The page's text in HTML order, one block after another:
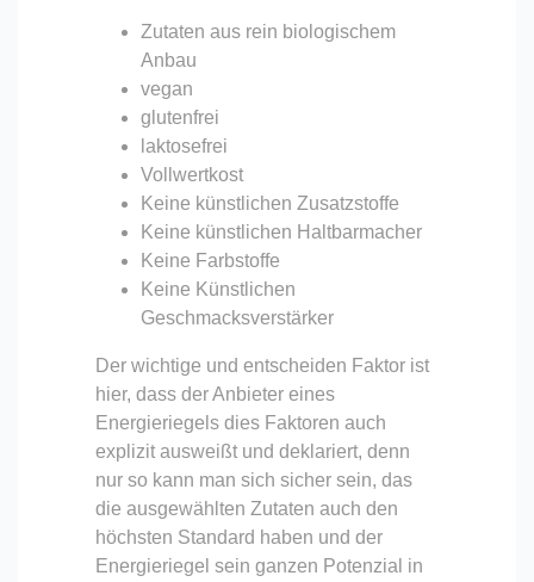
Zutaten aus rein biologischem
Anbau
vegan
glutenfrei
laktosefrei
Vollwertkost
Keine künstlichen Zusatzstoffe
Keine künstlichen Haltbarmacher
Keine Farbstoffe
Keine Künstlichen
Geschmacksverstärker
Der wichtige und entscheiden Faktor ist
hier, dass der Anbieter eines
Energieriegels dies Faktoren auch
explizit ausweißt und deklariert, denn
nur so kann man sich sicher sein, das
die ausgewählten Zutaten auch den
höchsten Standard haben und der
Energieriegel sein ganzen Potenzial in